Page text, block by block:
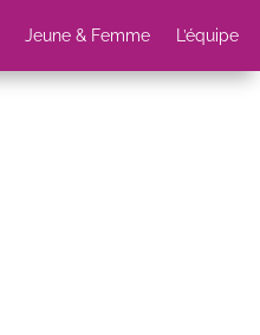
Jeune & Femme L’équipe